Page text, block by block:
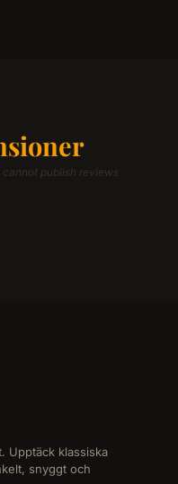
cannot publish reviews
Upptäck klassiska
snyggt och